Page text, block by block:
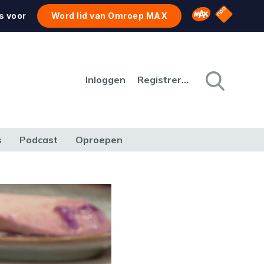
voor Word lid van Omroep MAX Omroep MAX
NPO
Inloggen Registreren
Podcast Oproepen